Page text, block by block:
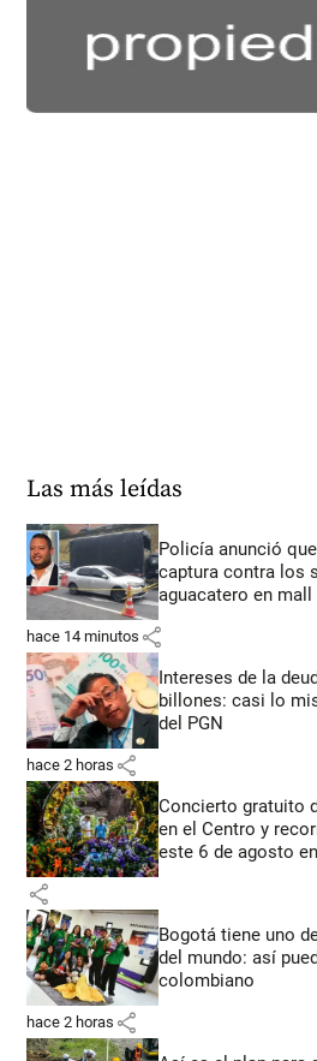
Las más leídas
Policía anunció
captura contra los
aguacatero en mall
hace 14 minutos share
Intereses de la
billones: casi lo
del PGN
hace 2 horas share
Concierto gratuito
en el Centro y
este 6 de agosto
share
Bogotá tiene uno
del mundo: así
colombiano
hace 2 horas share